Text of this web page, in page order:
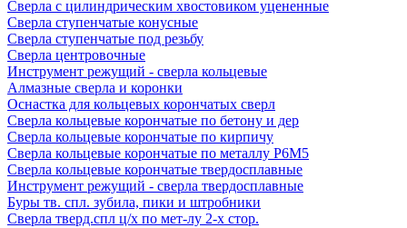
Сверла с цилиндрическим хвостовиком уцененные
Сверла ступенчатые конусные
Сверла ступенчатые под резьбу
Сверла центровочные
Инструмент режущий - сверла кольцевые
Алмазные сверла и коронки
Оснастка для кольцевых корончатых сверл
Сверла кольцевые корончатые по бетону и дер
Сверла кольцевые корончатые по кирпичу
Сверла кольцевые корончатые по металлу Р6М5
Сверла кольцевые корончатые твердосплавные
Инструмент режущий - сверла твердосплавные
Буры тв. спл. зубила, пики и штробники
Сверла тверд.спл ц/х по мет-лу 2-х стор.